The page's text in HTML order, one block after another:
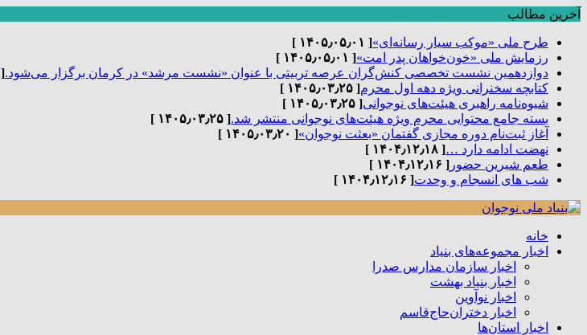
آخرین مطالب
طرح ملی «موکب سیار رسانه‌ای»[ ۱۴۰۵٫۰۵٫۰۱ ]
رزمایش ملی «خون‌خواهان پدر امت»[ ۱۴۰۵٫۰۵٫۰۱ ]
دوازدهمین نشست تخصصی کنش‌گران عرصه تربیتی با عنوان «نشست مرشد» در کرمان برگزار می‌شود.[ ۱۴۰۵٫۰۳٫۳۱ ]
کتابچه سخنرانی ویژه دهه اول محرم[ ۱۴۰۵٫۰۳٫۲۵ ]
شیوه‌نامه راهبری هیئت‌های نوجوانی[ ۱۴۰۵٫۰۳٫۲۵ ]
بسته جامع محتوایی محرم ویژه هیئت‌های نوجوانی منتشر شد.[ ۱۴۰۵٫۰۳٫۲۵ ]
آغاز ثبت‌نام دوره مجازی گفتمان «بعثت نوجوان»[ ۱۴۰۵٫۰۳٫۲۰ ]
نهضت ادامه دارد …[ ۱۴۰۴٫۱۲٫۱۸ ]
طعم شیرین حضور [ ۱۴۰۴٫۱۲٫۱۶ ]
شب های انسجام و وحدت[ ۱۴۰۴٫۱۲٫۱۶ ]
خانه
اخبار مجموعه‌های بنیاد
اخبار سازمان مدارس صدرا
اخبار بنیاد بهشت
اخبار نوآوین
اخبار دختران‌حاج‌قاسم
اخبار استان‌ها